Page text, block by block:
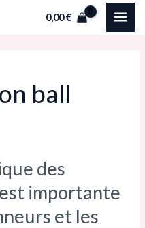
0,00€
ball
des
importante
et les